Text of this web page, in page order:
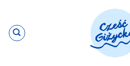
zawartości